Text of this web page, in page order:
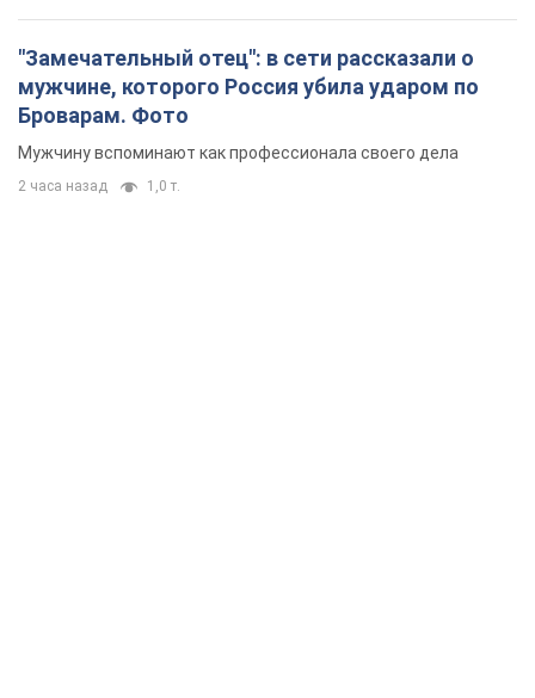
"Замечательный отец": в сети рассказали о
мужчине, которого Россия убила ударом по
Броварам. Фото
Мужчину вспоминают как профессионала своего дела
2 часа назад 1,0 т.